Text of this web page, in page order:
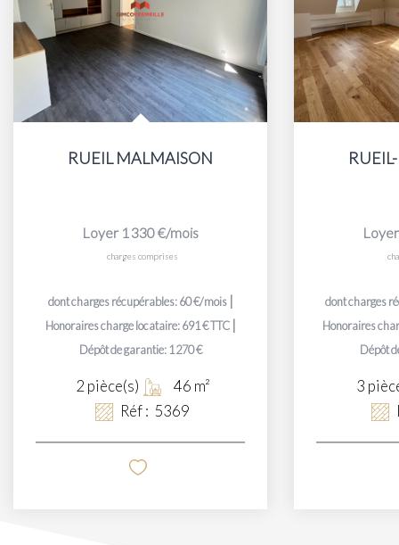
RUEIL MALMAISON
Loyer 1 330 €/mois
charges comprises
dont charges récupérables: 60 €/mois |
Honoraires charge locataire: 691 € TTC |
Dépôt de garantie: 1 270 €
2 pièce(s) 46 m²
Réf : 5369
dont charges
Honoraires
Dépôt
3